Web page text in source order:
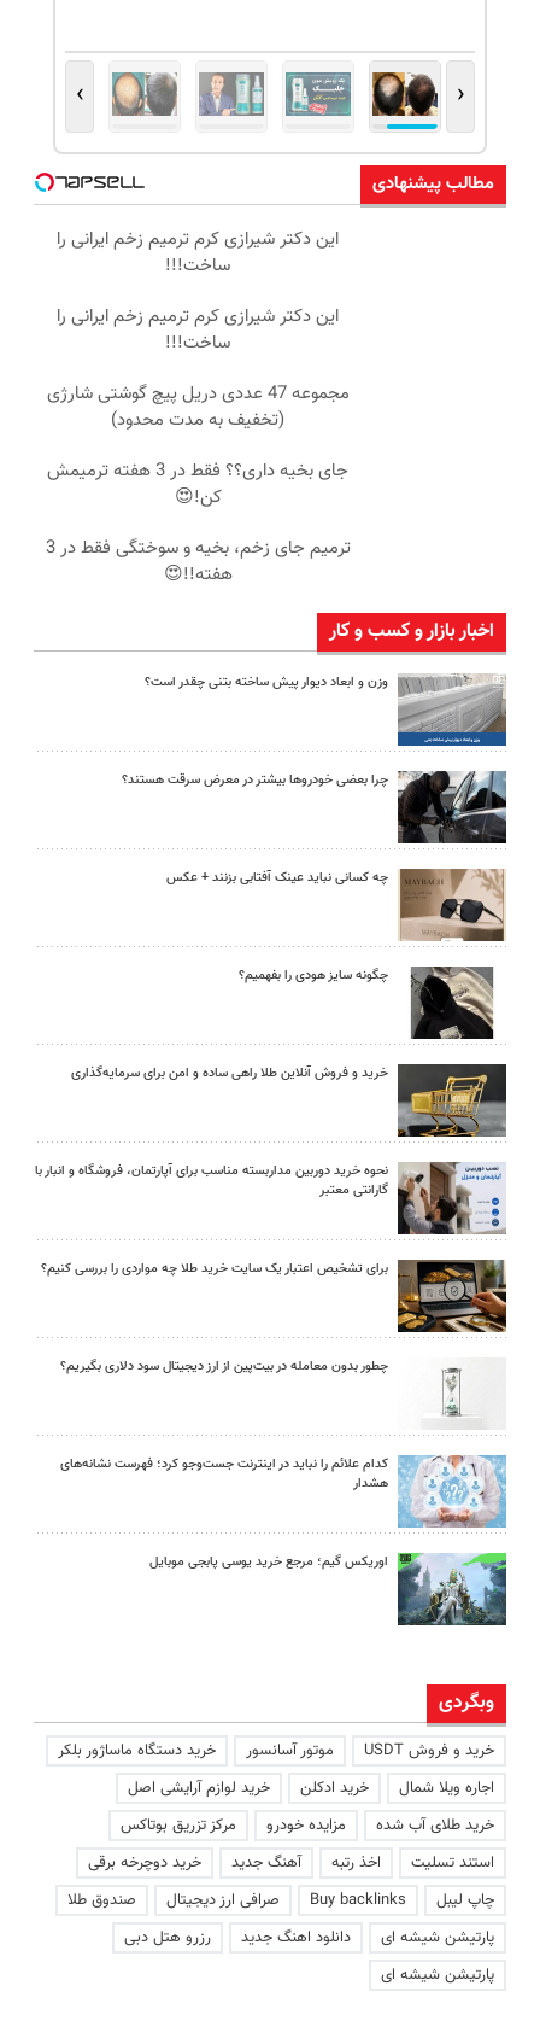
‹
›
مطالب پیشنهادی
این دکتر شیرازی کرم ترمیم زخم ایرانی را
ساخت!!!
این دکتر شیرازی کرم ترمیم زخم ایرانی را
ساخت!!!
مجموعه 47 عددی دریل پیچ گوشتی شارژی
(تخفیف به مدت محدود)
جای بخیه داری؟؟ فقط در 3 هفته ترمیمش
کن!😍
ترمیم جای زخم، بخیه و سوختگی فقط در 3
هفته!!😍
اخبار بازار و کسب و کار
وزن و ابعاد دیوار پیش ساخته بتنی چقدر است؟
چرا بعضی خودروها بیشتر در معرض سرقت هستند؟
چه کسانی نباید عینک آفتابی بزنند + عکس
چگونه سایز هودی را بفهمیم؟
خرید و فروش آنلاین طلا راهی ساده و امن برای سرمایه‌گذاری
نحوه خرید دوربین مداربسته مناسب برای آپارتمان، فروشگاه و انبار با
گارانتی معتبر
برای تشخیص اعتبار یک سایت خرید طلا چه مواردی را بررسی کنیم؟
چطور بدون معامله در بیت‌پین از ارز دیجیتال سود دلاری بگیریم؟
کدام علائم را نباید در اینترنت جست‌وجو کرد؛ فهرست نشانه‌های
هشدار
اوریکس گیم؛ مرجع خرید یوسی پابجی موبایل
وبگردی
خرید و فروش USDT موتور آسانسور
خرید دستگاه ماساژور بلکر
اجاره ویلا شمال
خرید ادکلن
خرید لوازم آرایشی اصل
خرید طلای آب شده
مزایده خودرو
مرکز تزریق بوتاکس
استند تسلیت
اخذ رتبه آهنگ جدید
خرید دوچرخه برقی
چاپ لیبل
Buy backlinks صرافی ارز دیجیتال
صندوق طلا
پارتیشن شیشه ای
دانلود اهنگ جدید
رزرو هتل دبی
پارتیشن شیشه ای